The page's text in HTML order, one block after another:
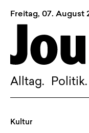
Freitag, 07. August
Alltag. Politik.
Kultur